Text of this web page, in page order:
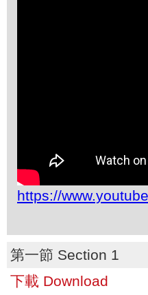
https://
第一節 Section 1
下載 Download